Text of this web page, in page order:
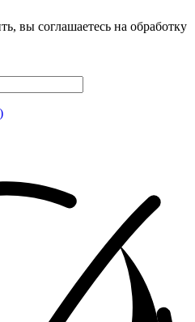
вы соглашаетесь на обработку